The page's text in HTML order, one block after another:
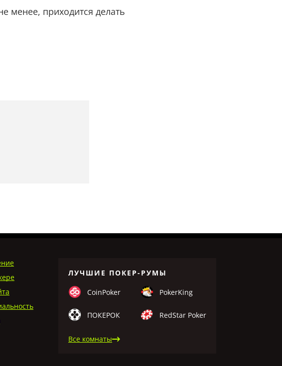
менее, приходится делать
ЛУЧШИЕ ПОКЕР-РУМЫ
CoinPoker PokerKing
ПОКЕРОК RedStar Poker
Все комнаты